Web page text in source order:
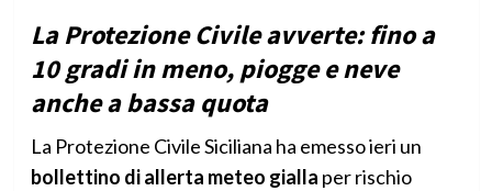
La Protezione Civile avverte: fino a
10 gradi in meno, piogge e neve
anche a bassa quota
La Protezione Civile Siciliana ha emesso ieri un
bollettino di allerta meteo gialla per rischio